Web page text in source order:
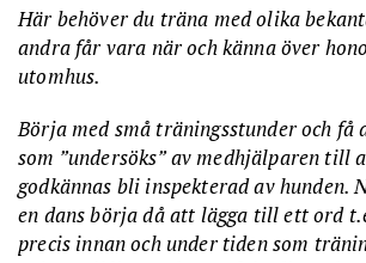
Här behöver du träna med olika
andra får vara när och känna över
utomhus.
Börja med små träningsstunder och få
som ”undersöks” av medhjälparen till
godkännas bli inspekterad av hunden.
en dans börja då att lägga till ett ord
precis innan och under tiden som